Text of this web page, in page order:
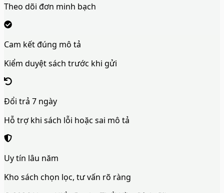
Theo dõi đơn minh bạch
Cam kết đúng mô tả
Kiểm duyệt sách trước khi gửi
Đổi trả 7 ngày
Hỗ trợ khi sách lỗi hoặc sai mô tả
Uy tín lâu năm
Kho sách chọn lọc, tư vấn rõ ràng